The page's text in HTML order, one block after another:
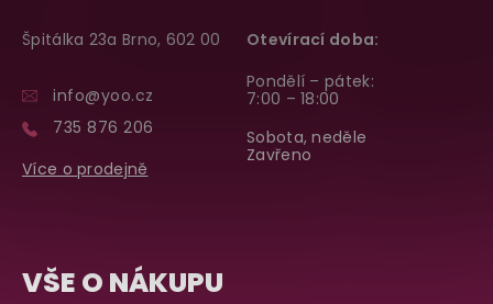
Špitálka 23a Brno, 602 00
info@yoo.cz
735 876 206
Více o prodejně
Otevírací doba:
Pondělí – pátek:
7:00 – 18:00
Sobota, neděle
Zavřeno
VŠE O NÁKUPU